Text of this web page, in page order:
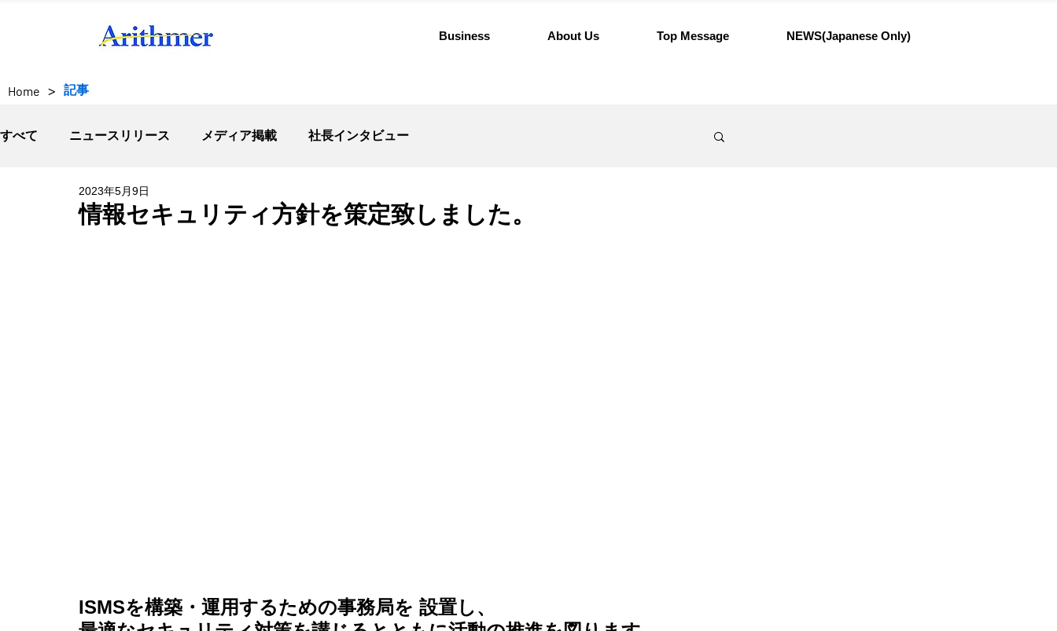
Business About Us Top Message NEWS(Japanese Only)
Home > 記事
すべて ニュースリリース メディア掲載 社長インタビュー
情報セキュリティ方針を策定致しました。
2023年5月9日
ISMSを構築・運用するための事務局を 設置し、